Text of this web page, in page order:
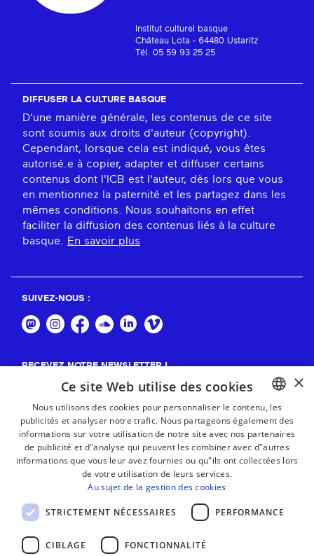
Institut culturel basque
Château Lota - 64480 Ustaritz
Tél. 05 59 93 25 25
DIFFUSER LA CULTURE BASQUE
D'une manière générale, les contenus de ce site
sont soumis aux droits d'auteur (copyright).
Cependant, lorsque cela est indiqué, vous êtes
autorisé.e à copier, adapter et diffuser certains
contenus dont l'ICB est l'auteur, dès lors que vous
en mentionnez la paternité et les partagez dans les
mêmes conditions. Nous souhaitons en effet
faciliter la diffusion des contenus liés à la culture
basque. En savoir plus
SUIVEZ-NOUS :
RECEVEZ NOTRE NEWSLETTER !
BASQUE
FRENCH
×
Ce site Web utilise des cookies
Nous utilisons des cookies pour personnaliser le contenu, les
publicités et analyser notre trafic. Nous partageons également des
informations sur votre utilisation de notre site avec nos partenaires
de publicité et d"analyse qui peuvent les combiner avec d"autres
informations que vous leur avez fournies ou qu"ils ont collectées lors
de votre utilisation de leurs services.
Au sujet de la gestion des cookies
STRICTEMENT NÉCESSAIRES PERFORMANCE
CIBLAGE FONCTIONNALITÉ